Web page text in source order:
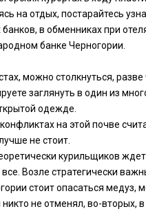
на отдых, постарайтесь
в обменниках при
бaнке Черногории.
можно столкнуться,
заглянуть в один из
одежде.
на этой почве
не стоит.
курильщиков
Возле стратегически
стоит опасаться
не отменял, во-вторых, в